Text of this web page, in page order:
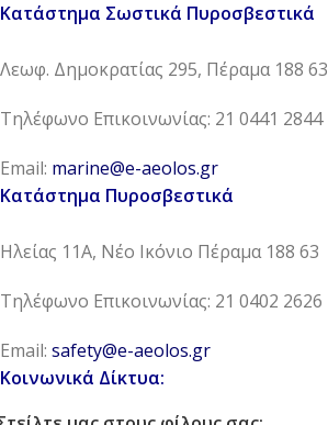
Κατάστημα Σωστικά Πυροσβεστικά
Λεωφ. Δημοκρατίας 295, Πέραμα 188 63
Τηλέφωνο Επικοινωνίας: 21 0441 2844
Email: marine@e-aeolos.gr
Κατάστημα Πυροσβεστικά
Ηλείας 11Α, Νέο Ικόνιο Πέραμα 188 63
Τηλέφωνο Επικοινωνίας: 21 0402 2626
Email: safety@e-aeolos.gr
Κοινωνικά Δίκτυα: